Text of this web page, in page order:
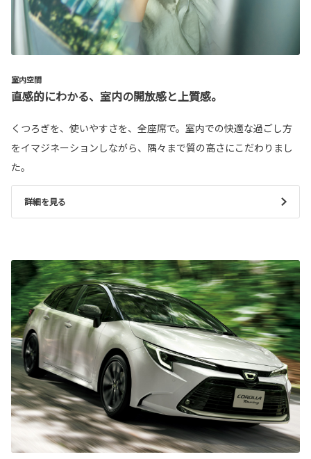
室内空間
直感的にわかる、室内の開放感と上質感。
くつろぎを、使いやすさを、全座席で。室内での快適な過ごし方
をイマジネーションしながら、隅々まで質の高さにこだわりまし
た。
詳細を見る